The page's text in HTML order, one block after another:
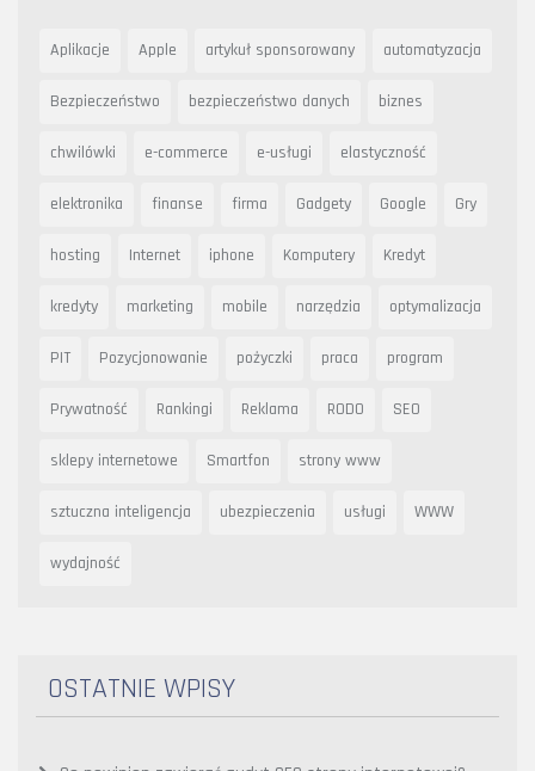
Aplikacje Apple artykuł sponsorowany automatyzacja
Bezpieczeństwo bezpieczeństwo danych biznes
chwilówki e-commerce e-usługi elastyczność
elektronika finanse firma Gadgety Google Gry
hosting Internet iphone Komputery Kredyt
kredyty marketing mobile narzędzia optymalizacja
PIT Pozycjonowanie pożyczki praca program
Prywatność Rankingi Reklama RODO SEO
sklepy internetowe Smartfon strony www
sztuczna inteligencja ubezpieczenia usługi WWW
wydajność
OSTATNIE WPISY